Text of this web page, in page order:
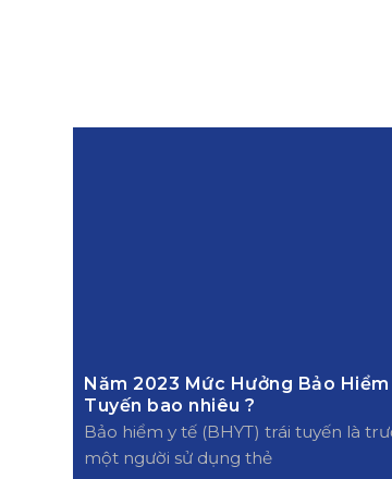
Năm 2023 Mức Hưởng Bảo Hiểm
Tuyến bao nhiêu ?
Bảo hiểm y tế (BHYT) trái tuyến là
một người sử dụng thẻ